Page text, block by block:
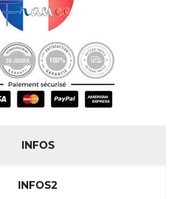
INFOS
INFOS2